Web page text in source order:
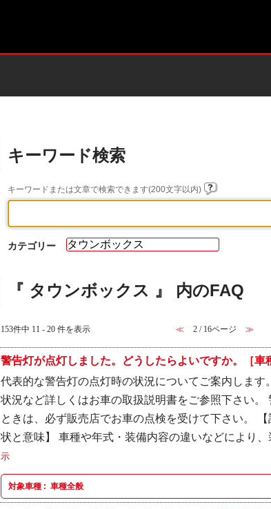
キーワード検索
キーワードまたは文章で検索できます(200文字以内)
カテゴリー
『 タウンボックス 』 内のFAQ
153件中 11 - 20 件を表示 ≪ 2 / 16ページ ≫
警告灯が点灯しました。どうしたらよいですか。［車
代表的な警告灯の点灯時の状況についてご案内します
状況など詳しくはお車の取扱説明書をご参照下さい。
ときは、必ず販売店でお車の点検を受けて下さい。
状と意味】 車種や年式・装備内容の違いなどにより
示
対象車種 : 車種全般